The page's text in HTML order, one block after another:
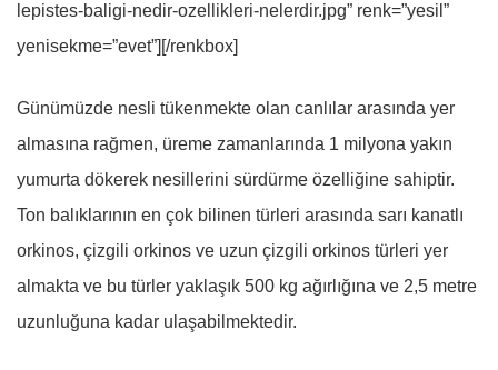
lepistes-baligi-nedir-ozellikleri-nelerdir.jpg” renk=”yesil”
yenisekme=”evet”][/renkbox]
Günümüzde nesli tükenmekte olan canlılar arasında yer
almasına rağmen, üreme zamanlarında 1 milyona yakın
yumurta dökerek nesillerini sürdürme özelliğine sahiptir.
Ton balıklarının en çok bilinen türleri arasında sarı kanatlı
orkinos, çizgili orkinos ve uzun çizgili orkinos türleri yer
almakta ve bu türler yaklaşık 500 kg ağırlığına ve 2,5 metre
uzunluğuna kadar ulaşabilmektedir.